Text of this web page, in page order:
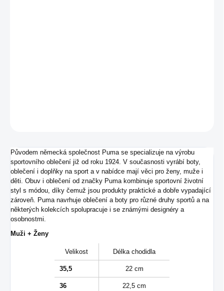
Původem německá společnost Puma se specializuje na výrobu
sportovního oblečení již od roku 1924. V současnosti vyrábí boty,
oblečení i doplňky na sport a v nabídce mají věci pro ženy, muže i
děti. Obuv i oblečení od značky Puma kombinuje sportovní životní
styl s módou, díky čemuž jsou produkty praktické a dobře vypadající
zároveň. Puma navrhuje oblečení a boty pro různé druhy sportů a na
některých kolekcích spolupracuje i se známými designéry a
osobnostmi.
Muži + Ženy
Velikost Délka chodidla
35,5 22 cm
36 22,5 cm